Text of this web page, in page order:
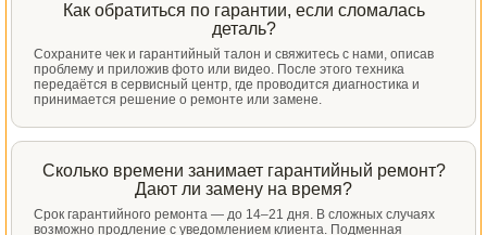
Как обратиться по гарантии, если сломалась
деталь?
Сохраните чек и гарантийный талон и свяжитесь с нами, описав
проблему и приложив фото или видео. После этого техника
передаётся в сервисный центр, где проводится диагностика и
принимается решение о ремонте или замене.
Сколько времени занимает гарантийный ремонт?
Дают ли замену на время?
Срок гарантийного ремонта — до 14–21 дня. В сложных случаях
возможно продление с уведомлением клиента. Подменная